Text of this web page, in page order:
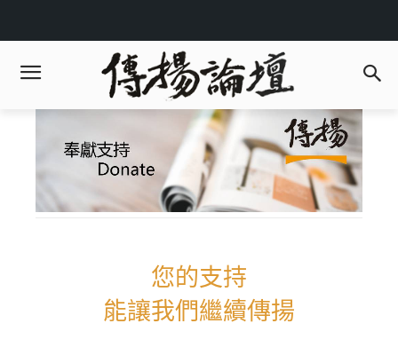
您的支持
能讓我們繼續傳揚